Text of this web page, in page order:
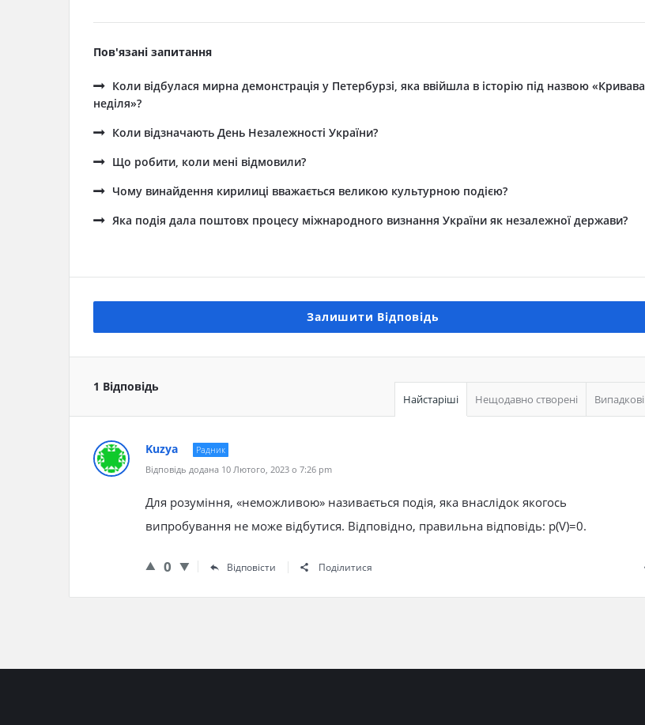
Пов'язані запитання
Коли відбулася мирна демонстрація у Петербурзі, яка ввійшла в історію під назвою «Кривава
неділя»?
Коли відзначають День Незалежності України?
Що робити, коли мені відмовили?
Чому винайдення кирилиці вважається великою культурною подією?
Яка подія дала поштовх процесу міжнародного визнання України як незалежної держави?
Залишити Відповідь
1 Відповідь
Найстаріші Нещодавно створені Випадкові
Kuzya
Радник
Відповідь додана 10 Лютого, 2023 о 7:26 pm
Для розуміння, «неможливою» називається подія, яка внаслідок якогось
випробування не може відбутися. Відповідно, правильна відповідь: р(V)=0.
0 Відповісти Поділитися